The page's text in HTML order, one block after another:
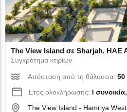
The View Island σε Sharjah, ΗΑΕ
Συγκρότημα κτιρίων
Απόσταση από τη θάλασσα:50
Έτος ολοκλήρωσης: I
The View Island - Hamriya